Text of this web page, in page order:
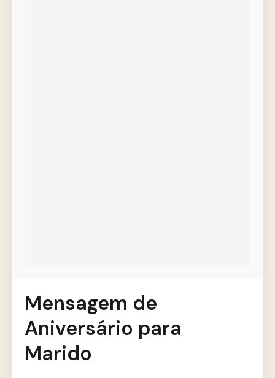
Mensagem de
Aniversário para
Marido